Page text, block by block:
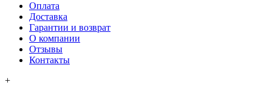
Оплата
Доставка
Гарантии и возврат
О компании
Отзывы
Контакты
+